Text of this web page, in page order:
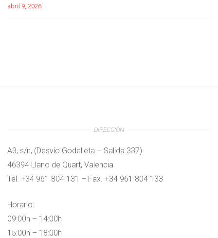
abril 9, 2026
DIRECCIÓN
A3, s/n, (Desvío Godelleta – Salida 337)
46394 Llano de Quart, Valencia
Tel. +34 961 804 131 – Fax. +34 961 804 133
Horario:
09:00h – 14:00h
15:00h – 18:00h